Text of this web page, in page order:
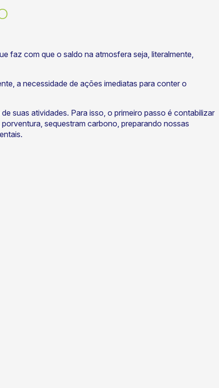
faz com que o saldo na atmosfera seja, literalmente,
a necessidade de ações imediatas para conter o
suas atividades. Para isso, o primeiro passo é contabilizar
sequestram carbono, preparando nossas